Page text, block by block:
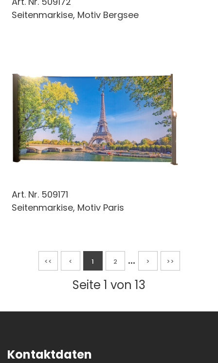
Seitenmarkise, Motiv Bergsee
Art. Nr. 509171
Seitenmarkise, Motiv Paris
<< < 1 2 ... > >>
Seite 1 von 13
Kontaktdaten